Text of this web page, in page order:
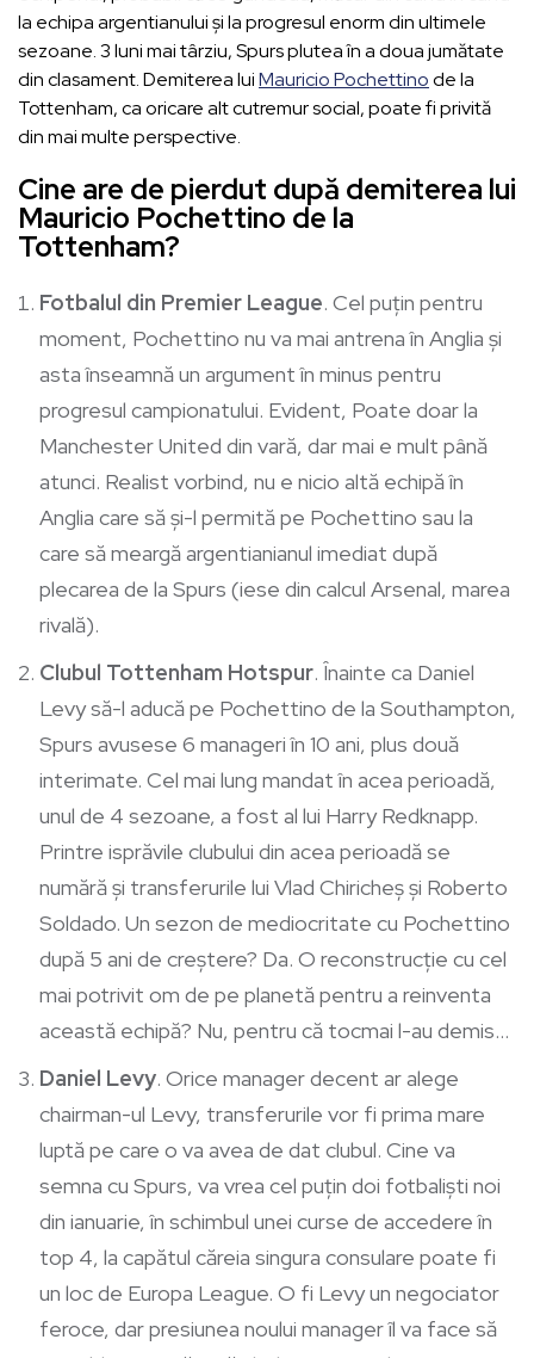
la echipa argentianului și la progresul enorm din ultimele
sezoane. 3 luni mai târziu, Spurs plutea în a doua jumătate
din clasament. Demiterea luiMauricio Pochettinode la
Tottenham, ca oricare alt cutremur social, poate fi privită
din mai multe perspective.
Cine are de pierdut după demiterea lui
Mauricio Pochettino de la
Tottenham?
Fotbalul din Premier League. Cel puțin pentru
moment, Pochettino nu va mai antrena în Anglia și
asta înseamnă un argument în minus pentru
progresul campionatului. Evident, Poate doar la
Manchester United din vară, dar mai e mult până
atunci. Realist vorbind, nu e nicio altă echipă în
Anglia care să și-l permită pe Pochettino sau la
care să meargă argentianianul imediat după
plecarea de la Spurs (iese din calcul Arsenal, marea
rivală).
Clubul Tottenham Hotspur. Înainte ca Daniel
Levy să-l aducă pe Pochettino de la Southampton,
Spurs avusese 6 manageri în 10 ani, plus două
interimate. Cel mai lung mandat în acea perioadă,
unul de 4 sezoane, a fost al lui Harry Redknapp.
Printre isprăvile clubului din acea perioadă se
numără și transferurile lui Vlad Chiricheș și Roberto
Soldado. Un sezon de mediocritate cu Pochettino
după 5 ani de creștere? Da. O reconstrucție cu cel
mai potrivit om de pe planetă pentru a reinventa
această echipă? Nu, pentru că tocmai l-au demis…
Daniel Levy. Orice manager decent ar alege
chairman-ul Levy, transferurile vor fi prima mare
luptă pe care o va avea de dat clubul. Cine va
semna cu Spurs, va vrea cel puțin doi fotbaliști noi
din ianuarie, în schimbul unei curse de accedere în
top 4, la capătul căreia singura consulare poate fi
un loc de Europa League. O fi Levy un negociator
feroce, dar presiunea noului manager îl va face să